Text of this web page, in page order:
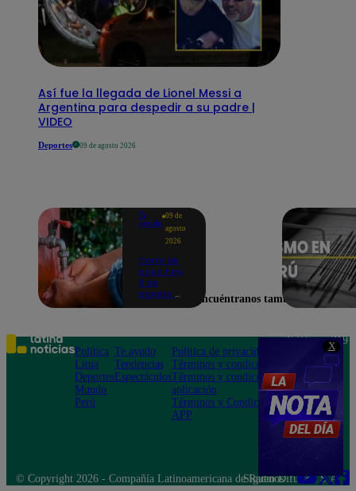
X
Así fue la llegada de Lionel Messi a
Argentina para despedir a su padre |
VIDEO
Deportes 09 de agosto 2026
Te
ayudo
09 de
agosto
2026
Corte de
agua hoy,
9 de
agosto:
sin el
servicio de
Sedapal
Encuéntranos también en
Política
Lima
Deportes
Mundo
Perú
Te ayudo
Tendencias
Espectáculos
Política de privacidad
Términos y condiciones
Términos y condiciones
aplicación
Términos y Condiciones
APP
Teléfono: 219
Av. San
Felipe 968
Jesús María
© Copyright 2026 - Compañía Latinoamericana de Radio Difusión S.A.
Síguenos